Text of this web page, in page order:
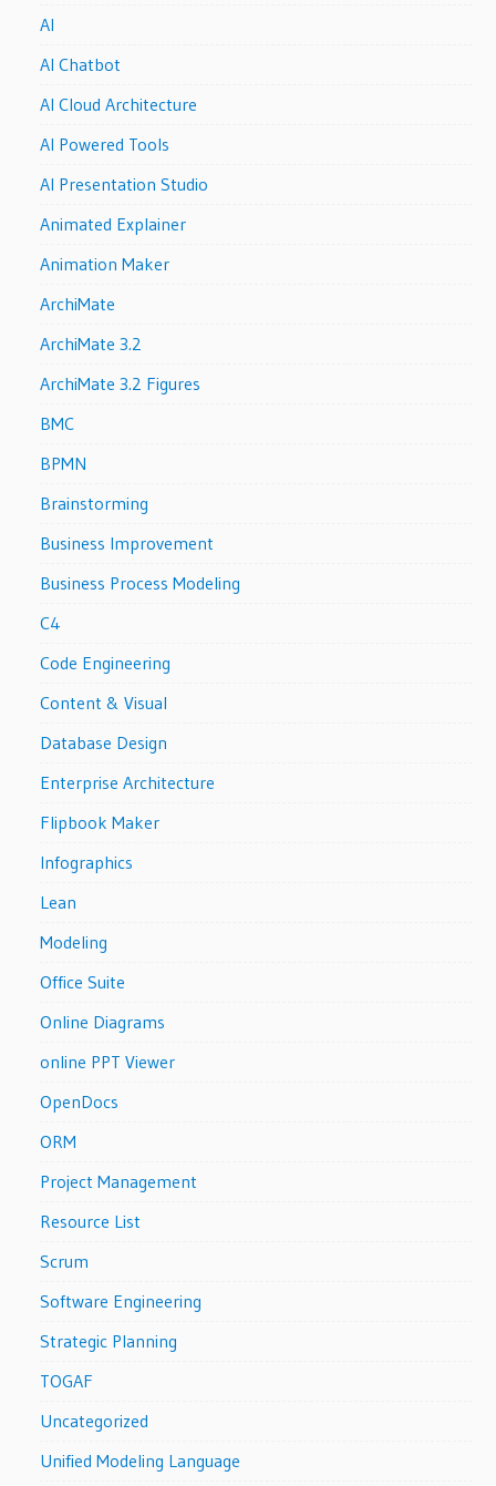
AI
AI Chatbot
AI Cloud Architecture
AI Powered Tools
AI Presentation Studio
Animated Explainer
Animation Maker
ArchiMate
ArchiMate 3.2
ArchiMate 3.2 Figures
BMC
BPMN
Brainstorming
Business Improvement
Business Process Modeling
C4
Code Engineering
Content & Visual
Database Design
Enterprise Architecture
Flipbook Maker
Infographics
Lean
Modeling
Office Suite
Online Diagrams
online PPT Viewer
OpenDocs
ORM
Project Management
Resource List
Scrum
Software Engineering
Strategic Planning
TOGAF
Uncategorized
Unified Modeling Language